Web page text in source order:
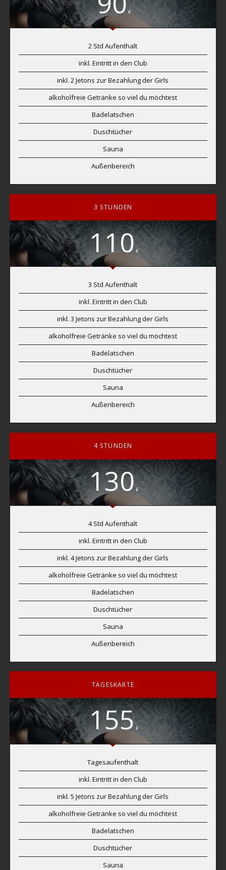
€
2 Std Aufenthalt
inkl. Eintritt in den Club
inkl. 2 Jetons zur Bezahlung der Girls
alkoholfreie Getränke so viel du möchtest
Badelatschen
Duschtücher
Sauna
Außenbereich
3 STUNDEN
110€
3 Std Aufenthalt
inkl. Eintritt in den Club
inkl. 3 Jetons zur Bezahlung der Girls
alkoholfreie Getränke so viel du möchtest
Badelatschen
Duschtücher
Sauna
Außenbereich
4 STUNDEN
130€
4 Std Aufenthalt
inkl. Eintritt in den Club
inkl. 4 Jetons zur Bezahlung der Girls
alkoholfreie Getränke so viel du möchtest
Badelatschen
Duschtücher
Sauna
Außenbereich
TAGESKARTE
155€
Tagesaufenthalt
inkl. Eintritt in den Club
inkl. 5 Jetons zur Bezahlung der Girls
alkoholfreie Getränke so viel du möchtest
Badelatschen
Duschtücher
Sauna